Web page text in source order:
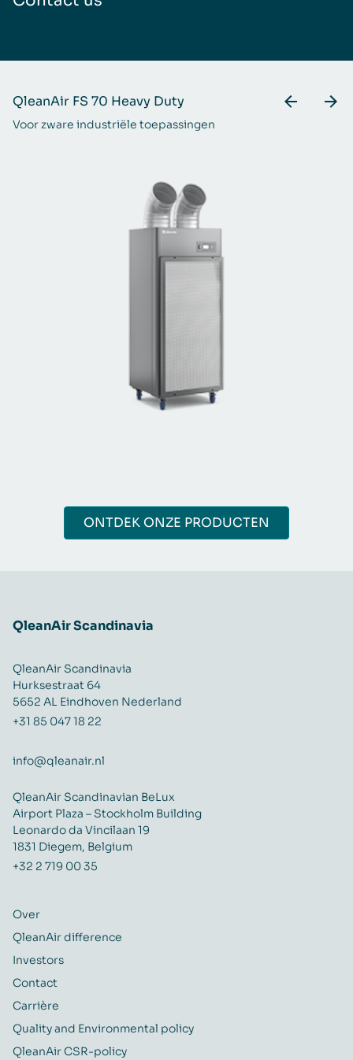
QleanAir FS 70 Heavy Duty
Voor zware industriële toepassingen
ONTDEK ONZE PRODUCTEN
QleanAir Scandinavia
QleanAir Scandinavia
Hurksestraat 64
5652 AL Eindhoven Nederland
+31 85 047 18 22
info@qleanair.nl
QleanAir Scandinavian BeLux
Airport Plaza – Stockholm Building
Leonardo da Vincilaan 19
1831 Diegem, Belgium
+32 2 719 00 35
Over
QleanAir difference
Investors
Contact
Carrière
Quality and Environmental policy
QleanAir CSR-policy